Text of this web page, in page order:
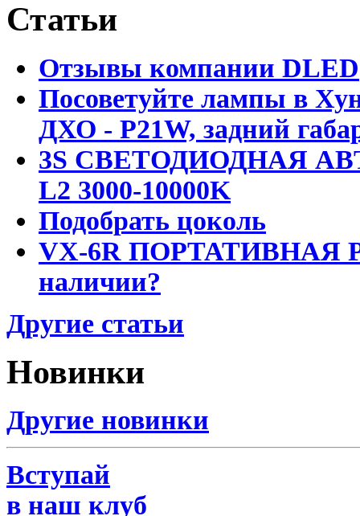
Статьи
Отзывы компании DLED
Посоветуйте лампы в
ДХО - P21W, задний
3S СВЕТОДИОДНАЯ
L2 3000-10000K
Подобрать цоколь
VX-6R ПОРТАТИВНАЯ
наличии?
Другие статьи
Новинки
Другие новинки
Вступай
в наш клуб